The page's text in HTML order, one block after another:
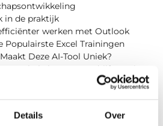
Details Over
in de praktijk
werken met Outlook
Populairste Excel Trainingen
Deze AI-Tool Uniek?
De Schakel tussen Bedrijfsvoering